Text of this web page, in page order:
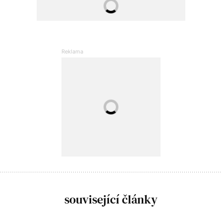
související články